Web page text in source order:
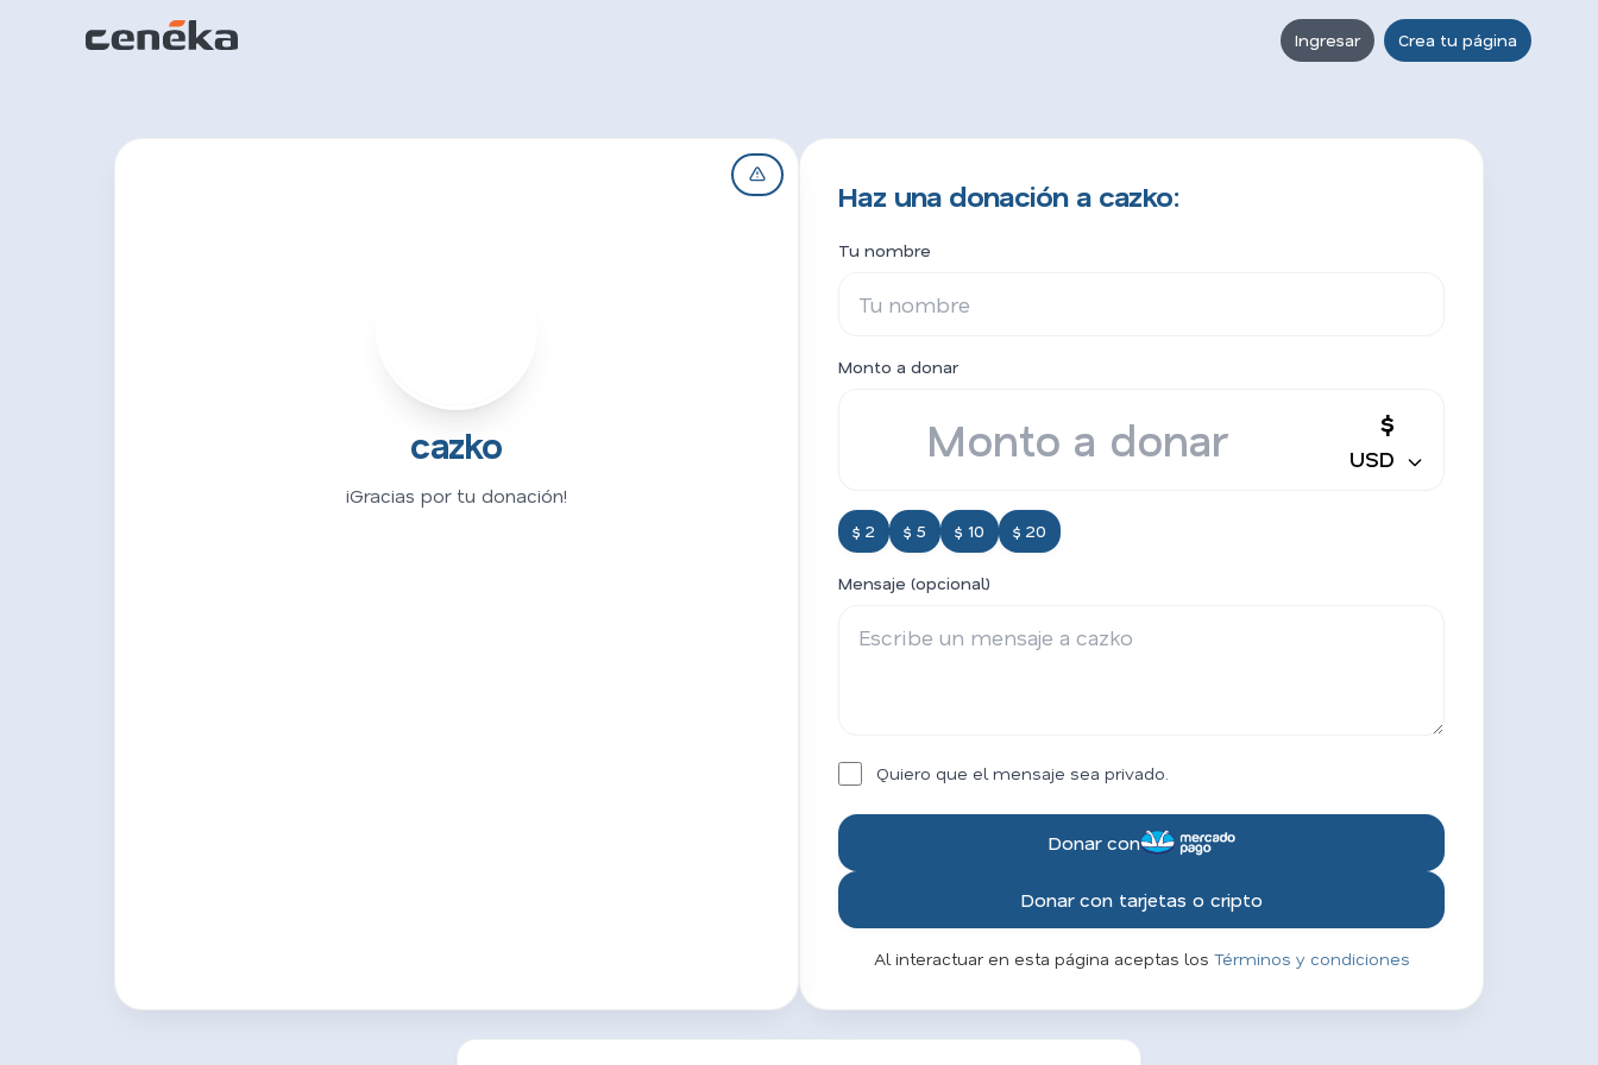
Ingresar Crea tu página
cazko
¡Gracias por tu donación!
Haz una donación a cazko:
Tu nombre
Monto a donar
$
USD
$ 2 $ 5 $ 10 $ 20
Mensaje (opcional)
Quiero que el mensaje sea privado.
Donar con
Donar con tarjetas o cripto
Al interactuar en esta página aceptas los Términos y condiciones